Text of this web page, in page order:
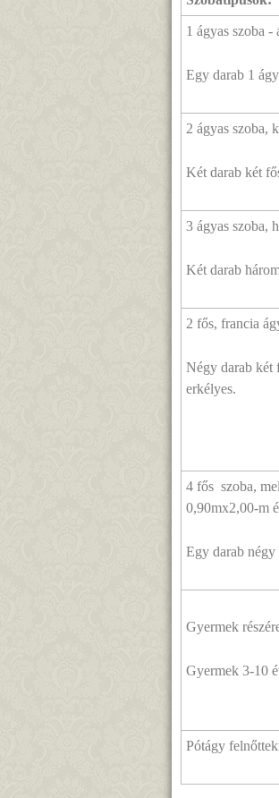
1 ágyas szoba
Egy darab 1
2 ágyas szoba,
Két darab két
3 ágyas szoba,
Két darab
2 fős, francia
Négy darab két
erkélyes.
4 fős szoba,
0,90mx2,00-m
Egy darab
Gyermek
Gyermek 3-10
Pótágy